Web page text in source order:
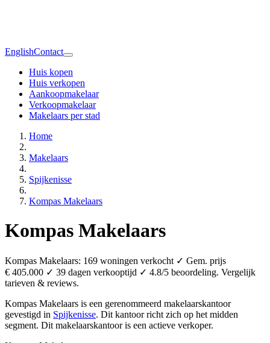
EnglishContact
Huis kopen
Huis verkopen
Aankoopmakelaar
Verkoopmakelaar
Makelaars per stad
Home
Makelaars
Spijkenisse
Kompas Makelaars
Kompas Makelaars
Kompas Makelaars: 169 woningen verkocht ✓ Gem. prijs
€ 405.000 ✓ 39 dagen verkooptijd ✓ 4.8/5 beoordeling. Vergelijk
tarieven & reviews.
Kompas Makelaars is een gerenommeerd makelaarskantoor
gevestigd in Spijkenisse. Dit kantoor richt zich op het midden
segment. Dit makelaarskantoor is een actieve verkoper.